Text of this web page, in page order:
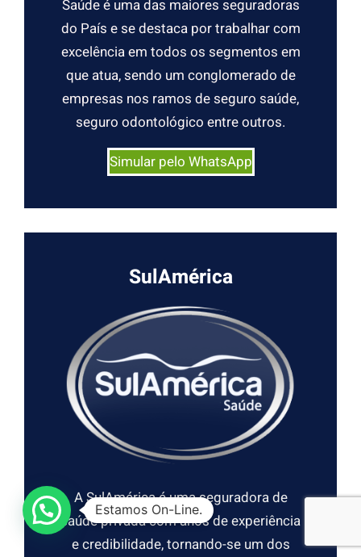
Saúde é uma das maiores seguradoras
do País e se destaca por trabalhar com
excelência em todos os segmentos em
que atua, sendo um conglomerado de
empresas nos ramos de seguro saúde,
seguro odontológico entre outros.
Simular pelo WhatsApp
SulAmérica
A SulAmérica é uma seguradora de
saúde privada com anos de experiência
e credibilidade, tornando-se um dos
Estamos On-Line.